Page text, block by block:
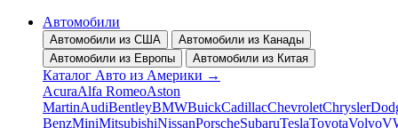
Автомобили
Автомобили из США
Автомобили из Канады
Автомобили из Европы
Автомобили из Китая
Каталог Авто из Америки →
AcuraAlfa RomeoAston
MartinAudiBentleyBMWBuickCadillacChevroletChrysler
BenzMiniMitsubishiNissanPorscheSubaruTeslaToyotaVolvo